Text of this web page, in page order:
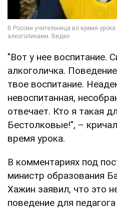
"Вот у нее воспитание.
алкоголичка.
твое воспитание.
невоспитанная,
отвечает. Кто я такая
Бестолковые!", –
время урока.
В комментариях под
министр образования
Хажин заявил, что это
поведение для